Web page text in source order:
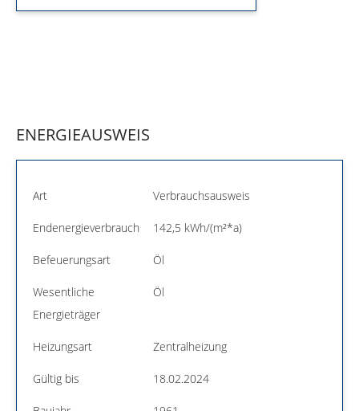
ENERGIEAUSWEIS
Art Verbrauchsausweis
Endenergieverbrauch 142,5 kWh/(m²*a)
Befeuerungsart Öl
Wesentliche
Energieträger
Öl
Heizungsart Zentralheizung
Gültig bis 18.02.2024